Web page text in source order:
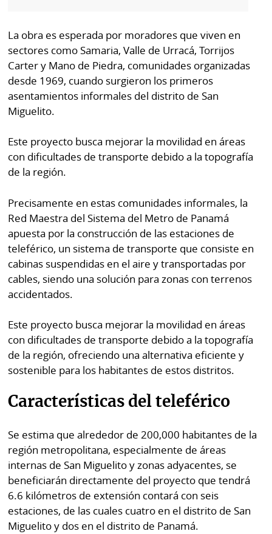
Sábado
Picante
⌾
La
Repregunta
Sabrina
Sin
Censura
La obra es esperada por moradores que viven en
sectores como Samaria, Valle de Urracá, Torrijos
Carter y Mano de Piedra, comunidades organizadas
desde 1969, cuando surgieron los primeros
asentamientos informales del distrito de San
Miguelito.
Este proyecto busca mejorar la movilidad en áreas
con dificultades de transporte debido a la topografía
de la región.
Precisamente en estas comunidades informales, la
Red Maestra del Sistema del Metro de Panamá
apuesta por la construcción de las estaciones de
teleférico, un sistema de transporte que consiste en
cabinas suspendidas en el aire y transportadas por
cables, siendo una solución para zonas con terrenos
accidentados.
Este proyecto busca mejorar la movilidad en áreas
con dificultades de transporte debido a la topografía
de la región, ofreciendo una alternativa eficiente y
sostenible para los habitantes de estos distritos.
Características del teleférico
Se estima que alrededor de 200,000 habitantes de la
región metropolitana, especialmente de áreas
internas de San Miguelito y zonas adyacentes, se
beneficiarán directamente del proyecto que tendrá
6.6 kilómetros de extensión contará con seis
estaciones, de las cuales cuatro en el distrito de San
Miguelito y dos en el distrito de Panamá.